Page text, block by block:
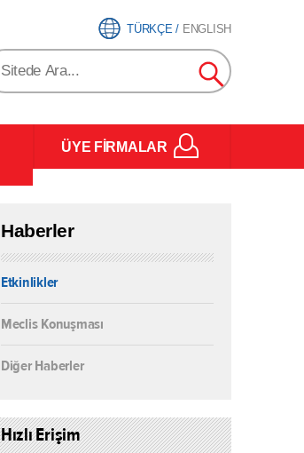
TÜRKÇE/ ENGLISH
ÜYE FİRMALAR
Haberler
Etkinlikler
Meclis Konuşması
Diğer Haberler
Hızlı Erişim